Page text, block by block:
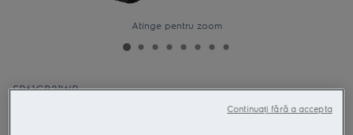
Atinge pentru zoom
EP61CB21WP
Aspirator vertical cu acumulator
Continuați fără a accepta